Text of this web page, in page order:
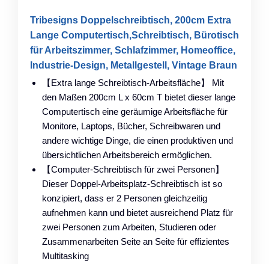
Tribesigns Doppelschreibtisch, 200cm Extra
Lange Computertisch,Schreibtisch, Bürotisch
für Arbeitszimmer, Schlafzimmer, Homeoffice,
Industrie-Design, Metallgestell, Vintage Braun
【Extra lange Schreibtisch-Arbeitsfläche】 Mit
den Maßen 200cm L x 60cm T bietet dieser lange
Computertisch eine geräumige Arbeitsfläche für
Monitore, Laptops, Bücher, Schreibwaren und
andere wichtige Dinge, die einen produktiven und
übersichtlichen Arbeitsbereich ermöglichen.
【Computer-Schreibtisch für zwei Personen】
Dieser Doppel-Arbeitsplatz-Schreibtisch ist so
konzipiert, dass er 2 Personen gleichzeitig
aufnehmen kann und bietet ausreichend Platz für
zwei Personen zum Arbeiten, Studieren oder
Zusammenarbeiten Seite an Seite für effizientes
Multitasking